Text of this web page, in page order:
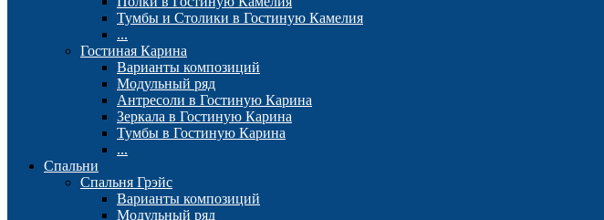
Тумбы и Столики в Гостиную Камелия
...
Гостиная Карина
Варианты композиций
Модульный ряд
Антресоли в Гостиную Карина
Зеркала в Гостиную Карина
Тумбы в Гостиную Карина
...
Спальни
Спальня Грэйс
Варианты композиций
Модульный ряд